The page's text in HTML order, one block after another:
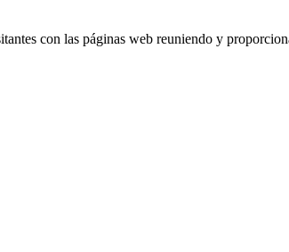
con las páginas web reuniendo y